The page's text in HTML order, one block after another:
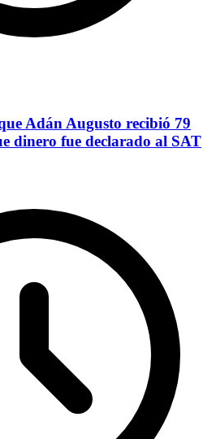
Adán Augusto recibió 79
dinero fue declarado al SAT